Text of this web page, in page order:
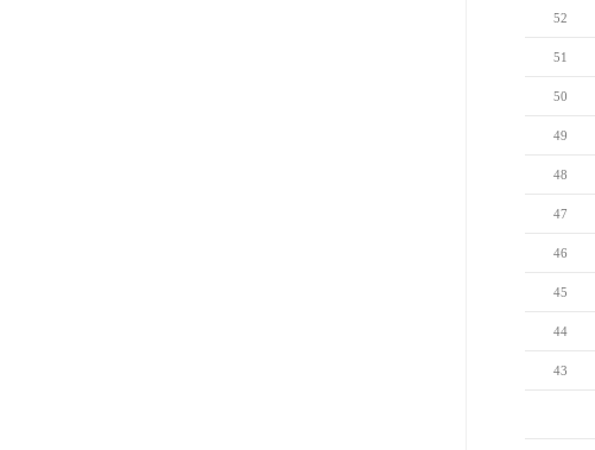
52
51
50
49
48
47
46
45
44
43